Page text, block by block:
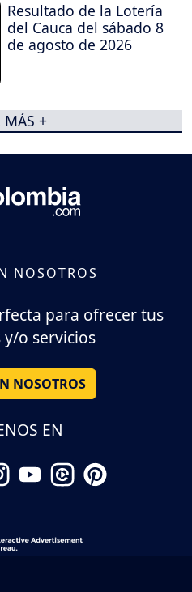
Resultado de la Lotería
del Cauca del sábado 8
de agosto de 2026
MÁS +
NOSOTROS
para ofrecer tus
o servicios
NOSOTROS
EN